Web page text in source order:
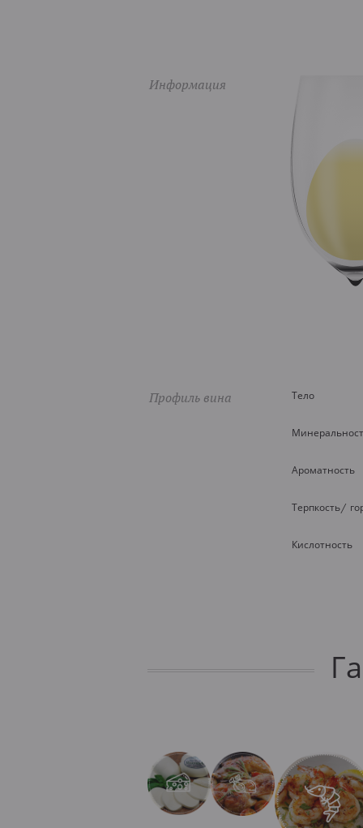
Информация
Профиль вина Тело
Ароматность
Терпкость/
Кислотность